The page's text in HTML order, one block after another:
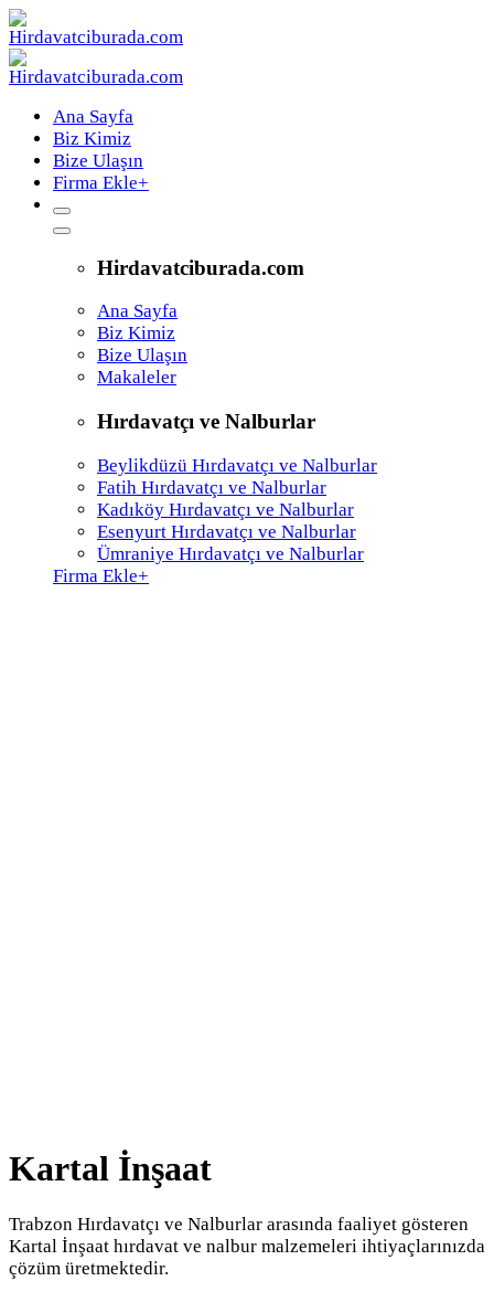
Ana Sayfa
Biz Kimiz
Bize Ulaşın
Firma Ekle+
Hirdavatciburada.com
Ana Sayfa
Biz Kimiz
Bize Ulaşın
Makaleler
Hırdavatçı ve Nalburlar
Beylikdüzü Hırdavatçı ve Nalburlar
Fatih Hırdavatçı ve Nalburlar
Kadıköy Hırdavatçı ve Nalburlar
Esenyurt Hırdavatçı ve Nalburlar
Ümraniye Hırdavatçı ve Nalburlar
Firma Ekle+
Kartal İnşaat
Trabzon Hırdavatçı ve Nalburlar arasında faaliyet gösteren
Kartal İnşaat hırdavat ve nalbur malzemeleri ihtiyaçlarınızda
çözüm üretmektedir.